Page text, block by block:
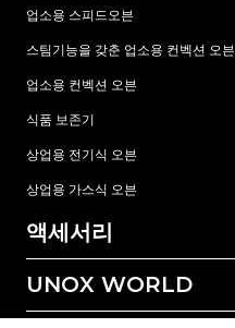
업소용 스피드오븐
스팀기능을 갖춘 업소용 컨벡션 오븐
업소용 컨벡션 오븐
식품 보존기
상업용 전기식 오븐
상업용 가스식 오븐
액세서리
모든 액세서리
자동세척 세정제
UNOX WORLD